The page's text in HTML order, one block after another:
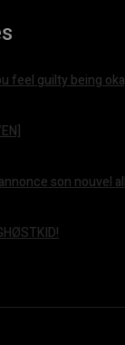
feel guilty being
son nouvel